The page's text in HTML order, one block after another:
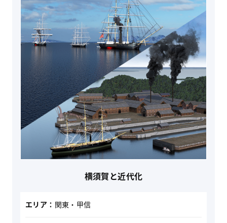
横須賀と近代化
エリア： 関東・甲信